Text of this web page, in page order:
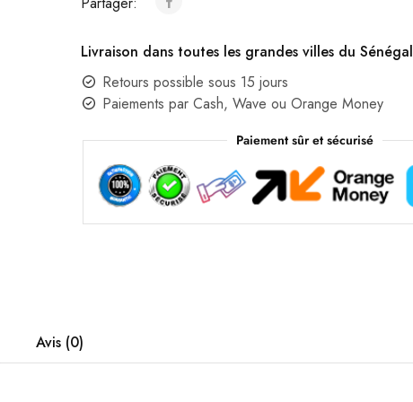
Livraison dans toutes les grandes villes du Sénégal
Retours possible sous 15 jours
Paiements par Cash, Wave ou Orange Money
Paiement sûr et sécurisé
Avis (0)